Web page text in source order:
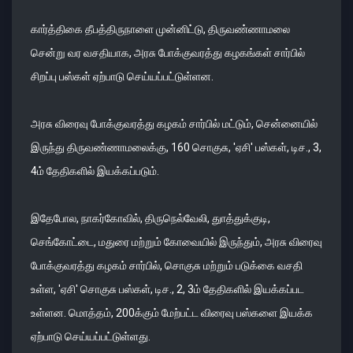
கார்த்திகை தீபத்திருநாளை முன்னிட்டு, திருவண்ணாமலை
சென்று வர வசதியாக, அரசு போக்குவரத்து கழகங்கள் சார்பில்
சிறப்பு பஸ்கள் ஏற்பாடு செய்யப்பட்டுள்ளன.
அரசு விரைவு போக்குவரத்து கழகம் சார்பில் மட்டும், சென்னையில்
இருந்து திருவண்ணாமலைக்கு, 160 சொகுசு, 'ஏசி' பஸ்கள், டிச., 3,
4ம் தேதிகளில் இயக்கப்படும்.
இதேபோல, நாகர்கோவில், திருநெல்வேலி, துாத்துக்குடி,
செங்கோட்டை, மதுரை மற்றும் கோவையில் இருந்தும், அரசு விரைவு
போக்குவரத்து கழகம் சார்பில், சொகுசு மற்றும் படுக்கை வசதி
உள்ள, 'ஏசி' சொகுசு பஸ்கள், டிச., 2, 3ம் தேதிகளில் இயக்கப்பட
உள்ளன. மொத்தம், 200க்கும் மேற்பட்ட விரைவு பஸ்களை இயக்க
ஏற்பாடு செய்யப்பட்டுள்ளது.